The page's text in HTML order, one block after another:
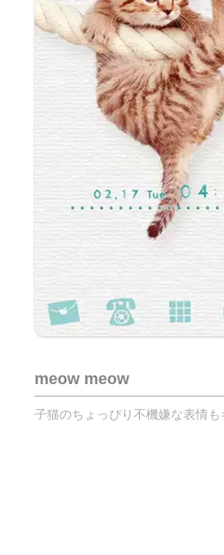
meow meow
子猫のちょっぴり不機嫌な表情